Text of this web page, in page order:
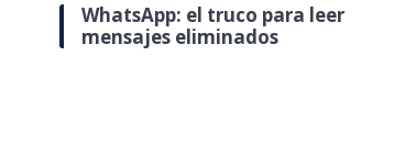
WhatsApp: el truco para leer
mensajes eliminados